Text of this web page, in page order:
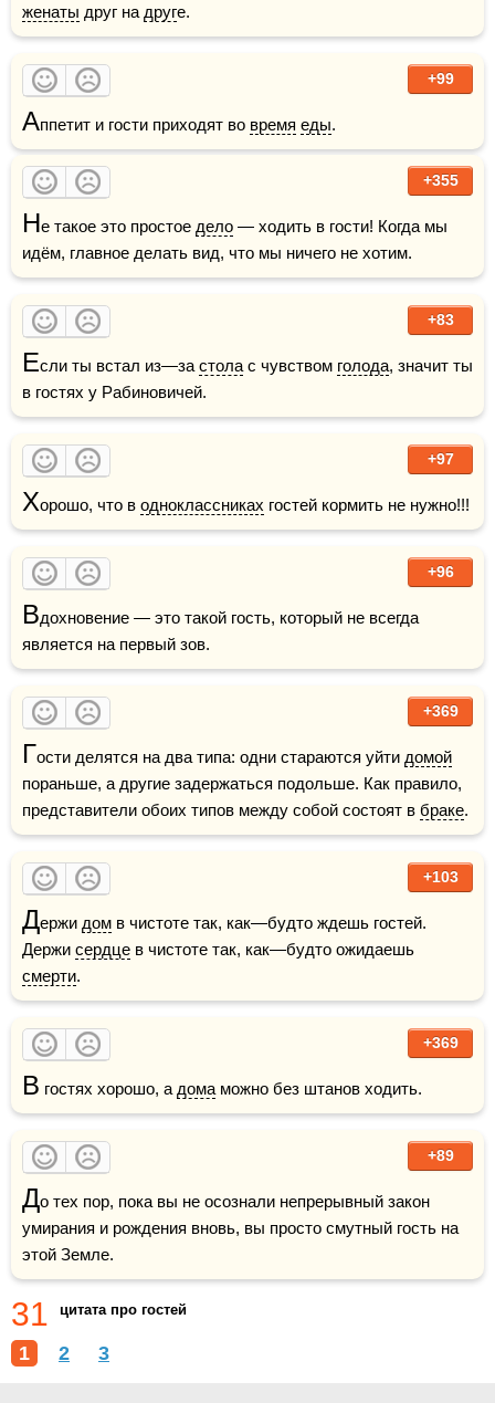
женаты друг на друге.
+99
Аппетит и гости приходят во время еды.
+355
Не такое это простое дело — ходить в гости! Когда мы
идём, главное делать вид, что мы ничего не хотим.
+83
Если ты встал из—за стола с чувством голода, значит ты
в гостях у Рабиновичей.
+97
Хорошо, что в одноклассниках гостей кормить не нужно!!!
+96
Вдохновение — это такой гость, который не всегда
является на первый зов.
+369
Гости делятся на два типа: одни стараются уйти домой
пораньше, а другие задержаться подольше. Как правило,
представители обоих типов между собой состоят в браке.
+103
Держи дом в чистоте так, как—будто ждешь гостей.
Держи сердце
смерти.
+369
В гостях хорошо, а дома можно без штанов ходить.
+89
До тех пор, пока вы не осознали непрерывный закон
умирания и рождения вновь, вы просто смутный гость на
этой Земле.
31 цитата про гостей
1 2 3